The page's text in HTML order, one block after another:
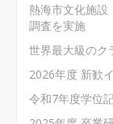
熱海市文化施設
調査を実施
世界最大級のク
2026年度 新歓
令和7年度学位